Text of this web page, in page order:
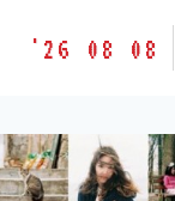
胶
味
道
'26 08 08